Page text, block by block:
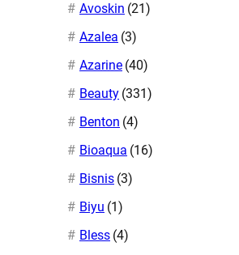
Avoskin (21)
Azalea (3)
Azarine (40)
Beauty (331)
Benton (4)
Bioaqua (16)
Bisnis (3)
Biyu (1)
Bless (4)